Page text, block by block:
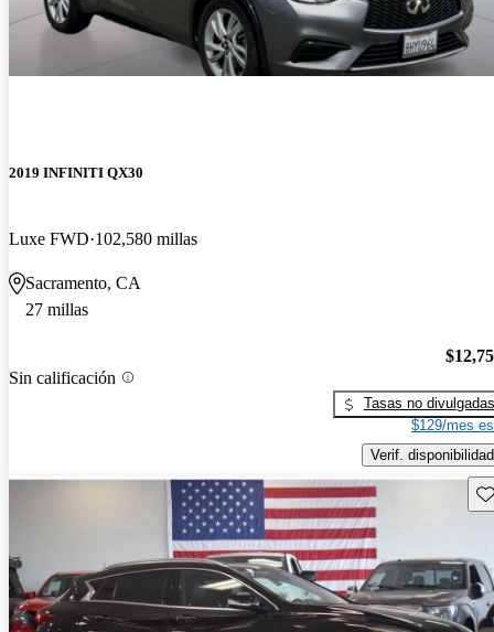
2019 INFINITI QX30
Luxe FWD 102,580 millas
Sacramento, CA
27 millas
Sin calificación
Tasas no divulgadas
$129/mes
Verif. disponibilidad